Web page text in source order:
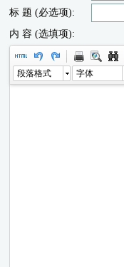
标 题 (必选项):
内 容 (选填项):
段落格式 字体